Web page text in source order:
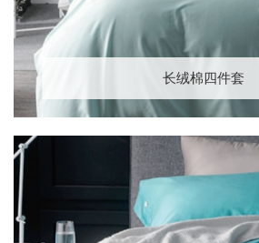
长绒棉四件套